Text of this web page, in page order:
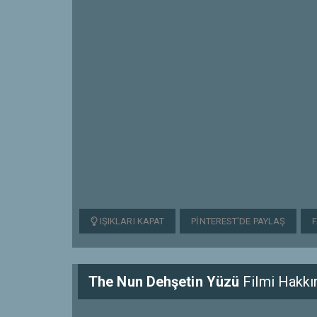
IŞIKLARI KAPAT PINTEREST'DE PAYLAŞ
The Nun Dehşetin Yüzü Filmi